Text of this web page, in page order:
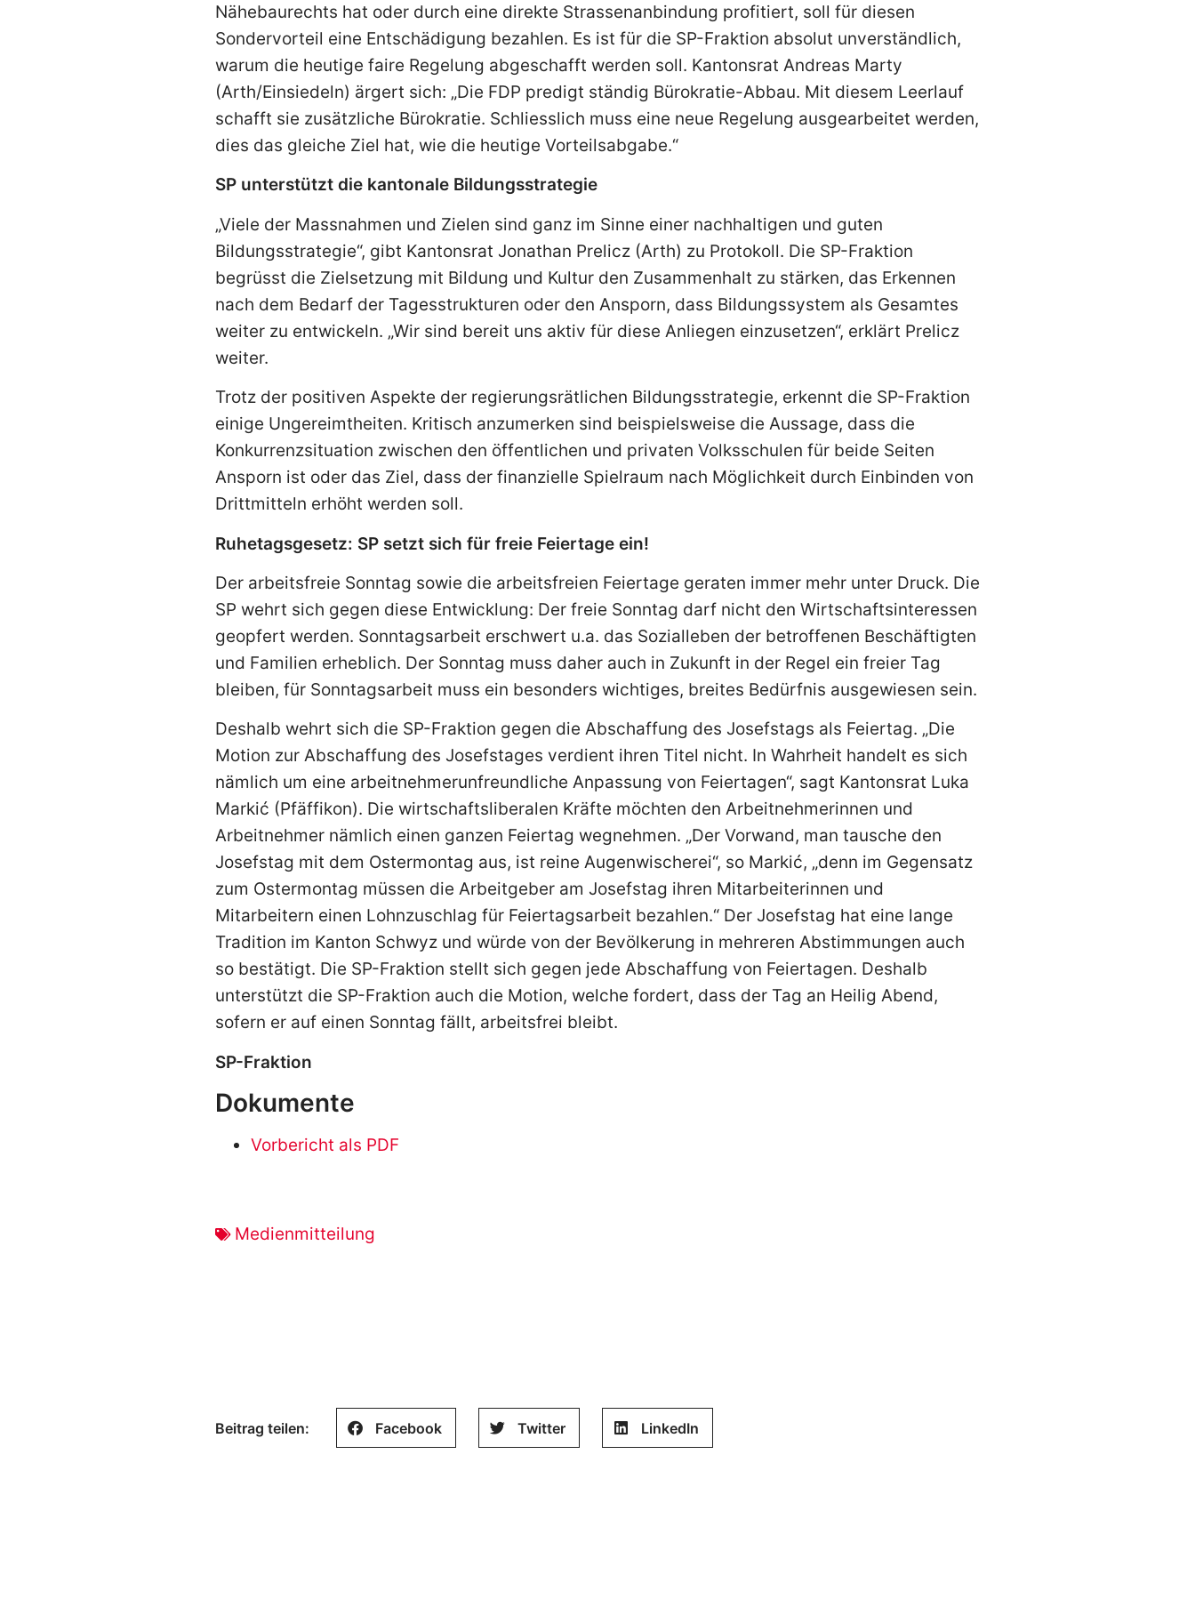
Nähebaurechts hat oder durch eine direkte Strassenanbindung profitiert, soll für diesen
Sondervorteil eine Entschädigung bezahlen. Es ist für die SP-Fraktion absolut unverständlich,
warum die heutige faire Regelung abgeschafft werden soll. Kantonsrat Andreas Marty
(Arth/Einsiedeln) ärgert sich: „Die FDP predigt ständig Bürokratie-Abbau. Mit diesem Leerlauf
schafft sie zusätzliche Bürokratie. Schliesslich muss eine neue Regelung ausgearbeitet werden,
dies das gleiche Ziel hat, wie die heutige Vorteilsabgabe.“
SP unterstützt die kantonale Bildungsstrategie
„Viele der Massnahmen und Zielen sind ganz im Sinne einer nachhaltigen und guten
Bildungsstrategie“, gibt Kantonsrat Jonathan Prelicz (Arth) zu Protokoll. Die SP-Fraktion
begrüsst die Zielsetzung mit Bildung und Kultur den Zusammenhalt zu stärken, das Erkennen
nach dem Bedarf der Tagesstrukturen oder den Ansporn, dass Bildungssystem als Gesamtes
weiter zu entwickeln. „Wir sind bereit uns aktiv für diese Anliegen einzusetzen“, erklärt Prelicz
weiter.
Trotz der positiven Aspekte der regierungsrätlichen Bildungsstrategie, erkennt die SP-Fraktion
einige Ungereimtheiten. Kritisch anzumerken sind beispielsweise die Aussage, dass die
Konkurrenzsituation zwischen den öffentlichen und privaten Volksschulen für beide Seiten
Ansporn ist oder das Ziel, dass der finanzielle Spielraum nach Möglichkeit durch Einbinden von
Drittmitteln erhöht werden soll.
Ruhetagsgesetz: SP setzt sich für freie Feiertage ein!
Der arbeitsfreie Sonntag sowie die arbeitsfreien Feiertage geraten immer mehr unter Druck. Die
SP wehrt sich gegen diese Entwicklung: Der freie Sonntag darf nicht den Wirtschaftsinteressen
geopfert werden. Sonntagsarbeit erschwert u.a. das Sozialleben der betroffenen Beschäftigten
und Familien erheblich. Der Sonntag muss daher auch in Zukunft in der Regel ein freier Tag
bleiben, für Sonntagsarbeit muss ein besonders wichtiges, breites Bedürfnis ausgewiesen sein.
Deshalb wehrt sich die SP-Fraktion gegen die Abschaffung des Josefstags als Feiertag. „Die
Motion zur Abschaffung des Josefstages verdient ihren Titel nicht. In Wahrheit handelt es sich
nämlich um eine arbeitnehmerunfreundliche Anpassung von Feiertagen“, sagt Kantonsrat Luka
Markić (Pfäffikon). Die wirtschaftsliberalen Kräfte möchten den Arbeitnehmerinnen und
Arbeitnehmer nämlich einen ganzen Feiertag wegnehmen. „Der Vorwand, man tausche den
Josefstag mit dem Ostermontag aus, ist reine Augenwischerei“, so Markić, „denn im Gegensatz
zum Ostermontag müssen die Arbeitgeber am Josefstag ihren Mitarbeiterinnen und
Mitarbeitern einen Lohnzuschlag für Feiertagsarbeit bezahlen.“ Der Josefstag hat eine lange
Tradition im Kanton Schwyz und würde von der Bevölkerung in mehreren Abstimmungen auch
so bestätigt. Die SP-Fraktion stellt sich gegen jede Abschaffung von Feiertagen. Deshalb
unterstützt die SP-Fraktion auch die Motion, welche fordert, dass der Tag an Heilig Abend,
sofern er auf einen Sonntag fällt, arbeitsfrei bleibt.
SP-Fraktion
Dokumente
Vorbericht als PDF
Medienmitteilung
Beitrag teilen: Facebook Twitter LinkedIn